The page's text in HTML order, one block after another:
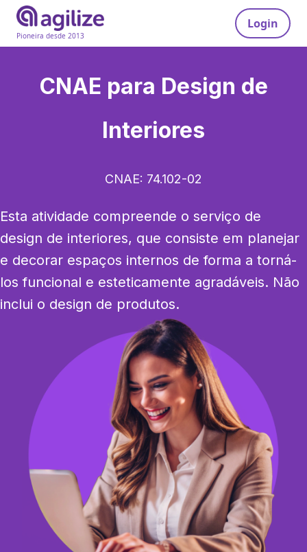
Pioneira desde 2013
Login
CNAE para Design de
Interiores
CNAE: 74.102-02
Esta atividade compreende o serviço de
design de interiores, que consiste em planejar
e decorar espaços internos de forma a torná-
los funcional e esteticamente agradáveis. Não
inclui o design de produtos.